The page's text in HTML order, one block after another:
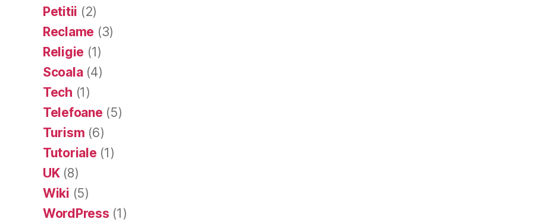
Petitii (2)
Reclame (3)
Religie (1)
Scoala(4)
Tech (1)
Telefoane (5)
Turism (6)
Tutoriale (1)
UK(8)
Wiki (5)
WordPress (1)